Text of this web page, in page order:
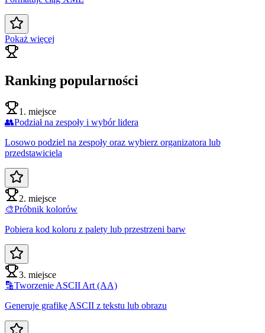
Pokaż więcej
Ranking popularności
1. miejsce
👥Podział na zespoły i wybór lidera
Losowo podziel na zespoły oraz wybierz organizatora lub
przedstawiciela
2. miejsce
🎨Próbnik kolorów
Pobiera kod koloru z palety lub przestrzeni barw
3. miejsce
🔡Tworzenie ASCII Art (AA)
Generuje grafikę ASCII z tekstu lub obrazu